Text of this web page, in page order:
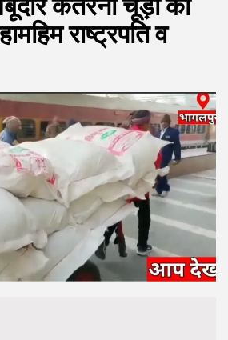
कतरनी चूड़ा का
राष्ट्रपति व